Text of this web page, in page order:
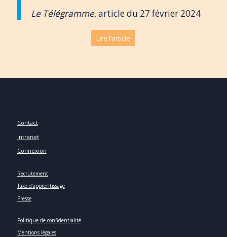
Le Télégramme, article du 27 février 2024
Lire l’article
Contact
Intranet
Connexion
Recrutement
Taxe d’apprentissage
Presse
Politique de confidentialité
Mentions légales